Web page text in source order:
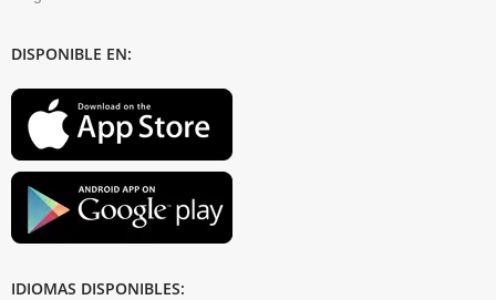
DISPONIBLE EN:
IDIOMAS DISPONIBLES: